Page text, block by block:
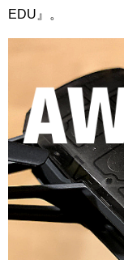
EDU』。